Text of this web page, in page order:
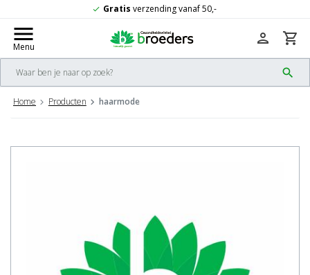
check Gratis verzending vanaf 50,-
menu
Menu
search
person shopping_cart
Home Producten haarmode